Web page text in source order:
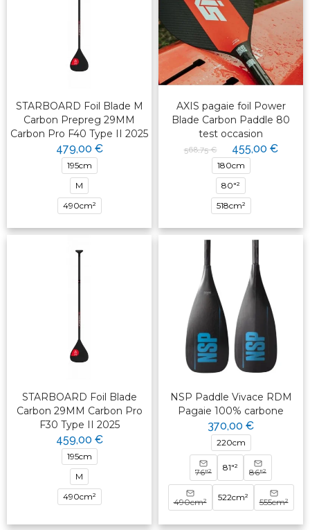
STARBOARD Foil Blade M
Carbon Prepreg 29MM
Carbon Pro F40 Type II 2025
479,00 €
195cm
M
490cm²
AXIS pagaie foil Power
Blade Carbon Paddle 80
test occasion
568,75 € 455,00 €
180cm
80"²
518cm²
STARBOARD Foil Blade
Carbon 29MM Carbon Pro
F30 Type II 2025
459,00 €
195cm
M
490cm²
NSP Paddle Vivace RDM
Pagaie 100% carbone
370,00 €
220cm
76"² 81"² 86"²
490cm² 522cm² 555cm²